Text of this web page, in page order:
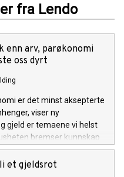
fra Lendo
enn arv, parøkonomi
oss dyrt
er det minst aksepterte
viser ny
gjeld er temaene vi helst
bremser kunnskap
et gjeldsrot